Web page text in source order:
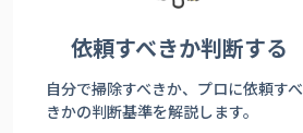
依頼すべきか判断する
自分で掃除すべきか、プロに依頼すべ
きかの判断基準を解説します。